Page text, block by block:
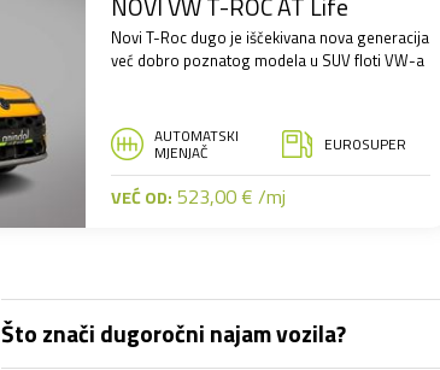
Novi T-Roc dugo je iščekivana nova generacija
već dobro poznatog modela u SUV floti VW-a
AUTOMATSKI
MJENJAČ EUROSUPER
VEĆ OD: 523,00 € /mj
Što znači dugoročni najam vozila?